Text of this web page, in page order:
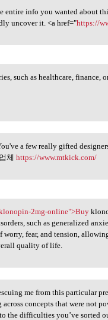
entire info you wanted about
uncover it. <a href="https://
such as healthcare, finance,
a few really gifted
체https://www.mtkick.com/
2mg-online">Buy
such as generalized
worry, fear, and tension,
quality of life.
me from this particular
concepts that were not
the difficulties you’ve sorted